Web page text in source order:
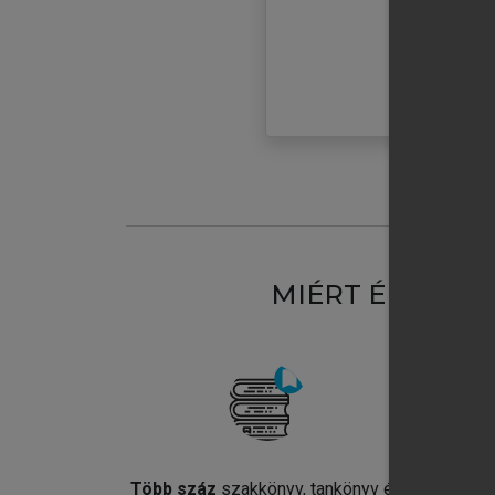
MIÉRT
Több száz szakkönyv, tankönyv és